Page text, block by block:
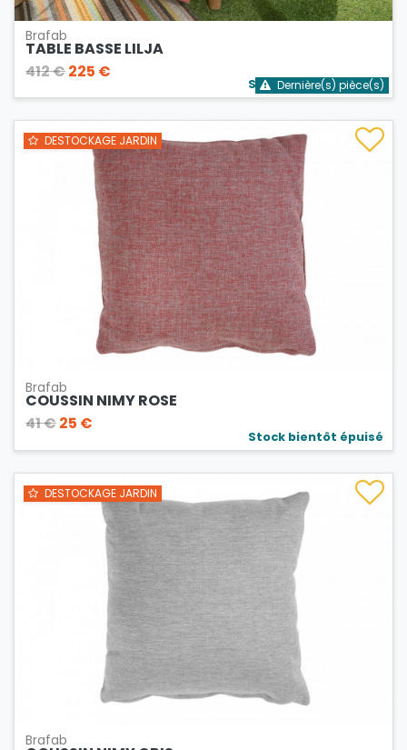
Brafab
TABLE BASSE LILJA
412 €225 €
Stock bientôt épuisé
Dernière(s) pièce(s)
DESTOCKAGE JARDIN
Brafab
COUSSIN NIMY ROSE
41 €25 €
Stock bientôt épuisé
DESTOCKAGE JARDIN
Brafab